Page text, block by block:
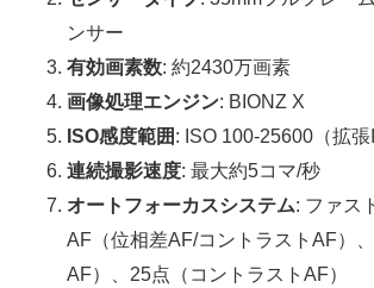
ンサー
有効画素数: 約2430万画素
画像処理エンジン: BIONZ X
ISO感度範囲: ISO 100-25600（拡張
連続撮影速度: 最大約5コマ/秒
オートフォーカスシステム: ファス
AF（位相差AF/コントラストAF）
AF）、25点（コントラストAF）